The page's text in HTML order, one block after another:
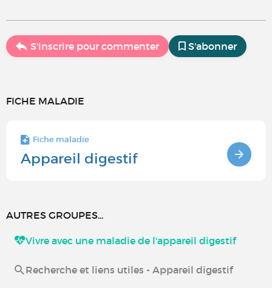
S'inscrire pour commenter S'abonner
FICHE MALADIE
Fiche maladie
Appareil digestif
AUTRES GROUPES...
Vivre avec une maladie de l'appareil digestif
Recherche et liens utiles - Appareil digestif